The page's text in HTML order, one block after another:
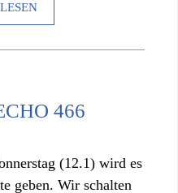
466
(12.1) wird es
geben. Wir schalten